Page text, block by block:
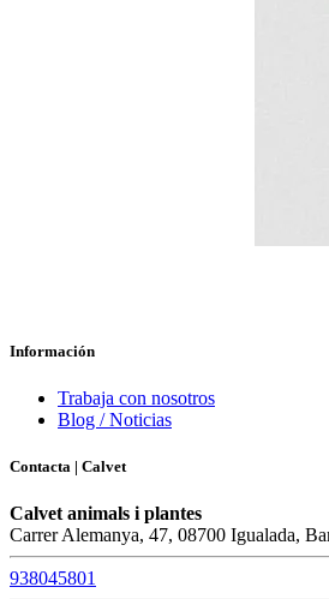
Información
Trabaja con nosotros
Blog / Noticias
Contacta | Calvet
Calvet animals i plantes
Carrer Alemanya, 47, 08700 Igualada,
938045801